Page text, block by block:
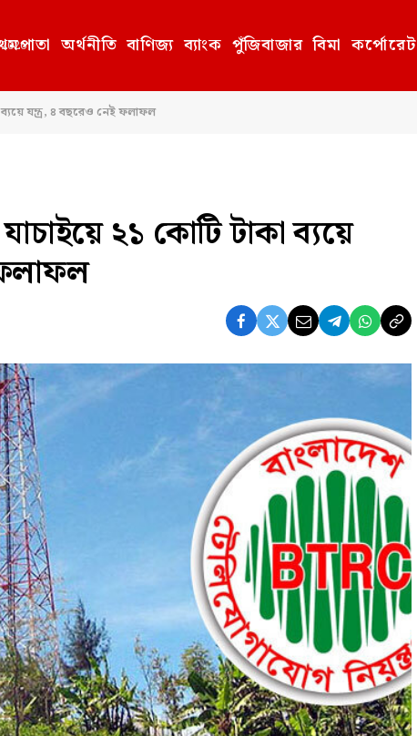
অর্থনীতি বাণিজ্য ব্যাংক পুঁজিবাজার বিমা কর্পোরেট
যন্ত্র, ৪ বছরেও নেই ফলাফল
২১ কোটি টাকা ব্যয়ে